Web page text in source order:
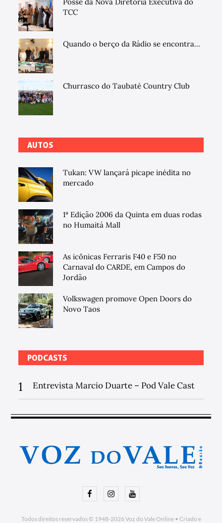
TCC
Quando o berço da Rádio se encontra...
Churrasco do Taubaté Country Club
AUTOS
Tukan: VW lançará picape inédita no
mercado
1ª Edição 2006 da Quinta em duas rodas
no Humaitá Mall
As icônicas Ferraris F40 e F50 no
Carnaval do CARDE, em Campos do
Jordão
Volkswagen promove Open Doors do
Novo Taos
PODCASTS
1 Entrevista Marcio Duarte – Pod Vale Cast
FacebookInstagramYoutube
Todos direitos reservados © 1948-2026Voz do Vale Online• Criado e